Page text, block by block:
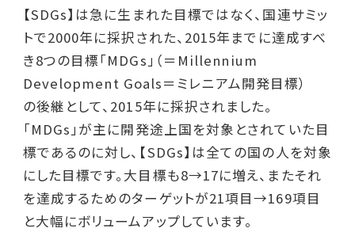
【SDGs】は急に生まれた目標ではなく、国連サミッ
トで2000年に採択された、2015年までに達成すべ
き8つの目標「MDGs」（＝Millennium
Development Goals＝ミレニアム開発目標）
の後継として、2015年に採択されました。
「MDGs」が主に開発途上国を対象とされていた目
標であるのに対し、【SDGs】は全ての国の人を対象
にした目標です。大目標も8→17に増え、またそれ
を達成するためのターゲットが21項目→169項目
と大幅にボリュームアップしています。